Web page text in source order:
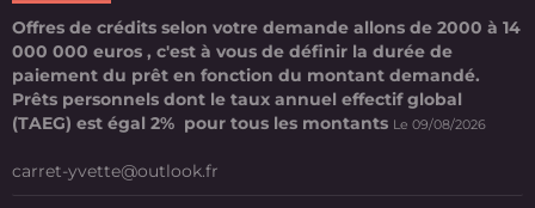
Offres de crédits selon votre demande allons de 2000 à 14
000 000 euros , c'est à vous de définir la durée de
paiement du prêt en fonction du montant demandé.
Prêts personnels dont le taux annuel effectif global
(TAEG) est égal 2% pour tous les montants Le 09/08/2026
carret-yvette@outlook.fr